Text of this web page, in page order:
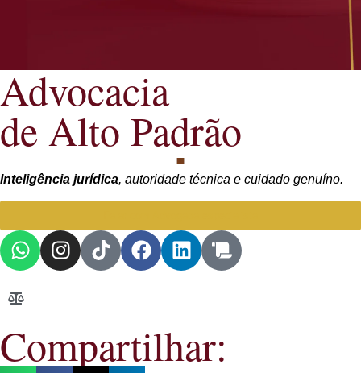
Advocacia
de Alto Padrão
Inteligência jurídica, autoridade técnica e cuidado genuíno.
Compartilhar: